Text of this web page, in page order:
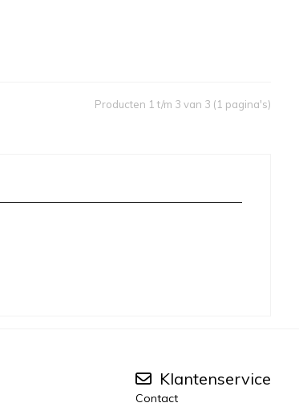
Producten 1 t/m 3 van 3 (1 pagina's)
Klantenservice
Contact